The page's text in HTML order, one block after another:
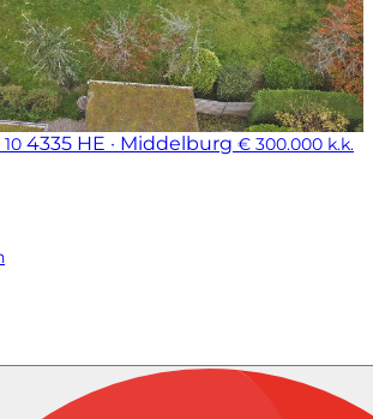
4335 HE · Middelburg € 300.000 k.k.